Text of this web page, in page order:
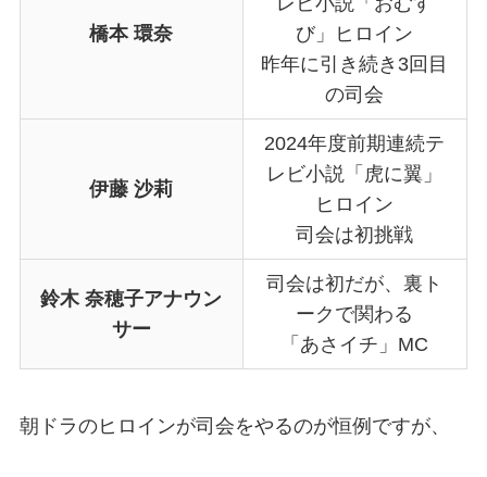
橋本 環奈
び」ヒロイン
昨年に引き続き3回目
の司会
伊藤 沙莉
2024年度前期連続テ
レビ小説「虎に翼」
ヒロイン
司会は初挑戦
鈴木 奈穂子アナウン
サー
司会は初だが、裏ト
ークで関わる
「あさイチ」MC
朝ドラのヒロインが司会をやるのが恒例ですが、